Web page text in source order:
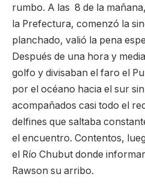
rumbo. A las 8 de la
la Prefectura, comenzó la
planchado, valió la pena
Después de una hora y
golfo y divisaban el faro el
por el océano hacia el sur
acompañados casi todo el
delfines que saltaba
el encuentro. Contentos,
el Río Chubut donde
Rawson su arribo.